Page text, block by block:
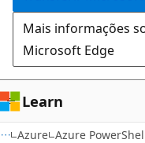
Mais informações
Microsoft Edge
Learn
Azure Azure